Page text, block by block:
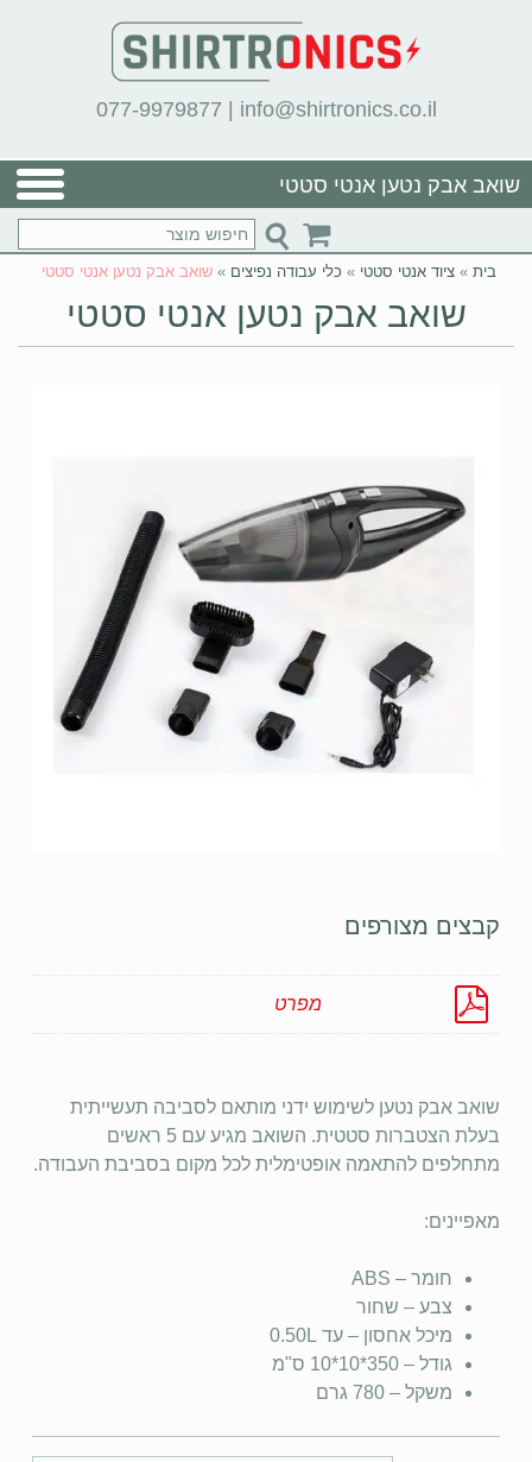
077-9979877 | info@shirtronics.co.il
שואב אבק נטען אנטי סטטי
בית » ציוד אנטי סטטי » כלי עבודה נפיצים » שואב אבק נטען אנטי סטטי
שואב אבק נטען אנטי סטטי
קבצים מצורפים
מפרט
שואב אבק נטען לשימוש ידני מותאם לסביבה תעשייתית
בעלת הצטברות סטטית. השואב מגיע עם 5 ראשים
מתחלפים להתאמה אופטימלית לכל מקום בסביבת העבודה.
מאפיינים:
חומר – ABS
צבע – שחור
מיכל אחסון – עד 0.50L
גודל – 350*10*10 ס"מ
משקל – 780 גרם